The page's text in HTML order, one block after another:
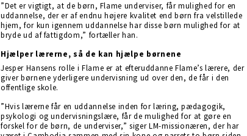
”Det er vigtigt, at de børn, Flame underviser, får mulighed for en
uddannelse, der er af endnu højere kvalitet end børn fra velstillede
hjem, for kun igennem uddannelse har disse børn mulighed for at
bryde ud af fattigdom,” fortæller han.
Hjælper lærerne, så de kan hjælpe børnene
Jesper Hansens rolle i Flame er at efteruddanne Flame’s lærere, der
giver børnene yderligere undervisning ud over den, de får i den
offentlige skole.
”Hvis lærerne får en uddannelse inden for læring, pædagogik,
psykologi og undervisningslære, får de mulighed for at gøre en
forskel for de børn, de underviser,” siger LM-missionæren, der har